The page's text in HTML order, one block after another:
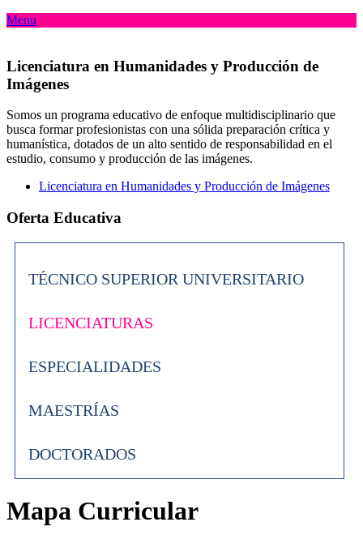
Menu
Licenciatura en Humanidades y Producción de
Imágenes
Somos un programa educativo de enfoque multidisciplinario que
busca formar profesionistas con una sólida preparación crítica y
humanística, dotados de un alto sentido de responsabilidad en el
estudio, consumo y producción de las imágenes.
Licenciatura en Humanidades y Producción de Imágenes
Oferta Educativa
TÉCNICO SUPERIOR UNIVERSITARIO
LICENCIATURAS
ESPECIALIDADES
MAESTRÍAS
DOCTORADOS
Mapa Curricular